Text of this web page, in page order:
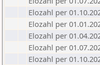
Elozahl per
Elozahl per
Elozahl per
Elozahl per
Elozahl per